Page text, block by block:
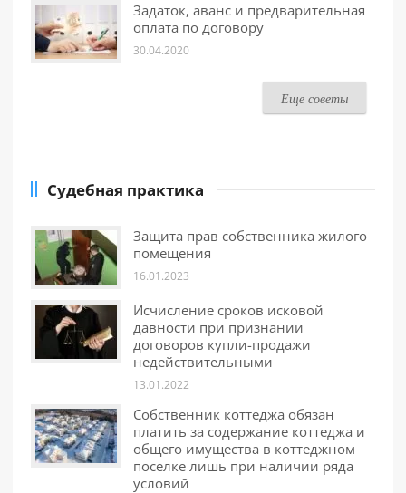
Задаток, аванс и предварительная
оплата по договору
30.04.2020
Еще советы
Судебная практика
Защита прав собственника жилого
помещения
16.01.2023
Исчисление сроков исковой
давности при признании
договоров купли-продажи
недействительными
13.01.2022
Собственник коттеджа обязан
платить за содержание коттеджа и
общего имущества в коттеджном
поселке лишь при наличии ряда
условий